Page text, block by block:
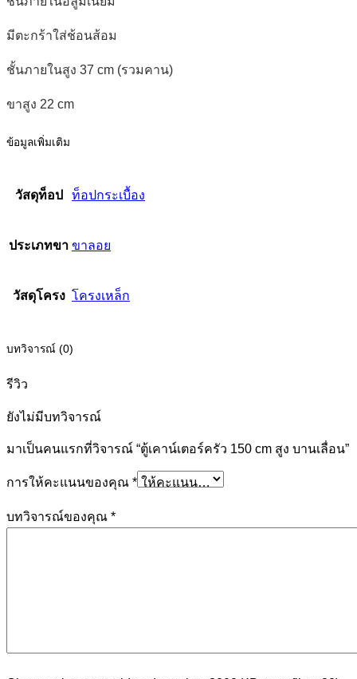
มีตะกร้าใส่ช้อนส้อม
ชั้นภายในสูง 37 cm (รวมคาน)
ขาสูง 22 cm
ข้อมูลเพิ่มเติม
วัสดุท็อป ท็อปกระเบื้อง
ประเภทขา ขาลอย
วัสดุโครง โครงเหล็ก
บทวิจารณ์ (0)
รีวิว
ยังไม่มีบทวิจารณ์
มาเป็นคนแรกที่วิจารณ์ “ตู้เคาน์เตอร์ครัว 150 cm สูง บานเลื่อน”
การให้คะแนนของคุณ *
บทวิจารณ์ของคุณ *